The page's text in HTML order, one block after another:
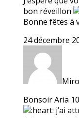
bon réveillon
Bonne fêtes à
24 décembre
Bonsoir Aria
j’ai